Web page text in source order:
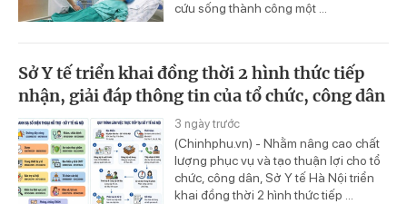
cứu sống thành công một ...
Sở Y tế triển khai đồng thời 2 hình thức tiếp
nhận, giải đáp thông tin của tổ chức, công dân
3 ngày trước
(Chinhphu.vn) - Nhằm nâng cao chất
lượng phục vụ và tạo thuận lợi cho tổ
chức, công dân, Sở Y tế Hà Nội triển
khai đồng thời 2 hình thức tiếp ...